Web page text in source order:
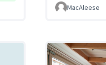
MacAleese